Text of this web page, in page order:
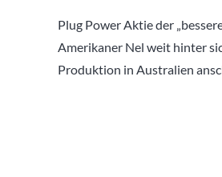
Plug Power Aktie der
Amerikaner Nel weit hinter
Produktion in Australien